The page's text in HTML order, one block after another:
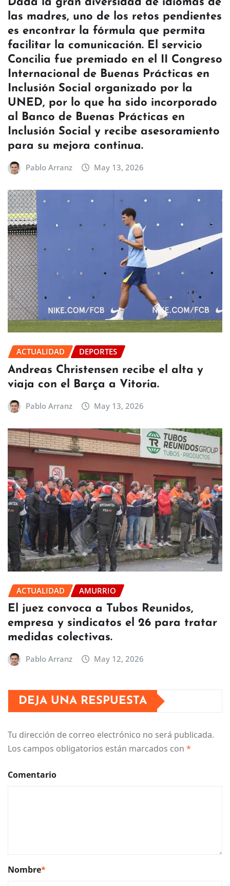
las madres, uno de los retos pendientes
es encontrar la fórmula que permita
facilitar la comunicación. El servicio
Concilia fue premiado en el II Congreso
Internacional de Buenas Prácticas en
Inclusión Social organizado por la
UNED, por lo que ha sido incorporado
al Banco de Buenas Prácticas en
Inclusión Social y recibe asesoramiento
para su mejora continua.
Pablo Arranz May 13, 2026
ACTUALIDAD DEPORTES
Andreas Christensen recibe el alta y
viaja con el Barça a Vitoria.
Pablo Arranz May 13, 2026
ACTUALIDAD AMURRIO
El juez convoca a Tubos Reunidos,
empresa y sindicatos el 26 para tratar
medidas colectivas.
Pablo Arranz May 12, 2026
DEJA UNA RESPUESTA
Tu dirección de correo electrónico no será publicada.
Los campos obligatorios están marcados con *
Comentario
Nombre*